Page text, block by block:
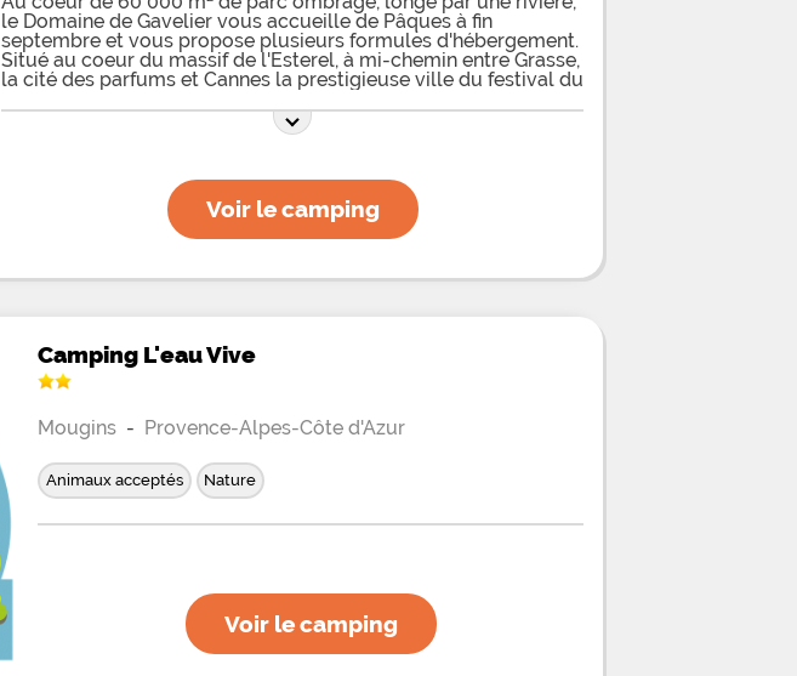
le Domaine de Gavelier vous accueille de Pâques à fin
septembre et vous propose plusieurs formules d'hébergement.
Situé au coeur du massif de l'Esterel, à mi-chemin entre Grasse,
la cité des parfums et Cannes la prestigieuse ville du festival du
familiale ou les enfants peuvent évoluer en parfaite sécurité, le
Domaine de Gavelier se trouve à 4 km des plages de sable de la
Voir le camping
Camping L'eau Vive
Mougins - Provence-Alpes-Côte d'Azur
Animaux acceptés Nature
Voir le camping